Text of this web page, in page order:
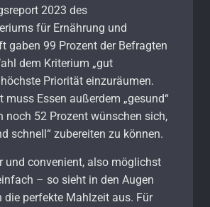
2023 des
für Ernährung und
gaben 99 Prozent der Befragten
dem Kriterium „gut
Priorität einzuräumen.
muss Essen außerdem „gesund“
noch 52 Prozent wünschen sich,
schnell“ zubereiten zu können.
und convenient, also möglichst
– so sieht in den Augen
die perfekte Mahlzeit aus. Für